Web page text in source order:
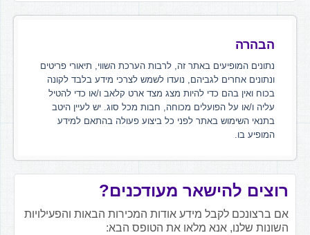
הבהרה
נתונים המופיעים באתר זה, לרבות הערכת השווי, תיאורי פריטים
ונתונים אחרים לגביהם, נועדו לשמש לצרכי מידע בלבד לקונה
בכוח ואין בהם כדי להיות מצג מצד ארט קלאב ו/או כדי להטיל
עליה ו/או על הפועלים מכוחה, חבות מכל סוג. יש לעיין היטב
בתנאי השימוש באתר לפני כל ביצוע פעולה בהתאם למידע
המופיע בו.
רוצים להישאר מעודכנים?
אם ברצונכם לקבל מידע אודות המכירות הבאות והפעילויות
השונות שלנו, אנא מלאו את הטופס הבא: